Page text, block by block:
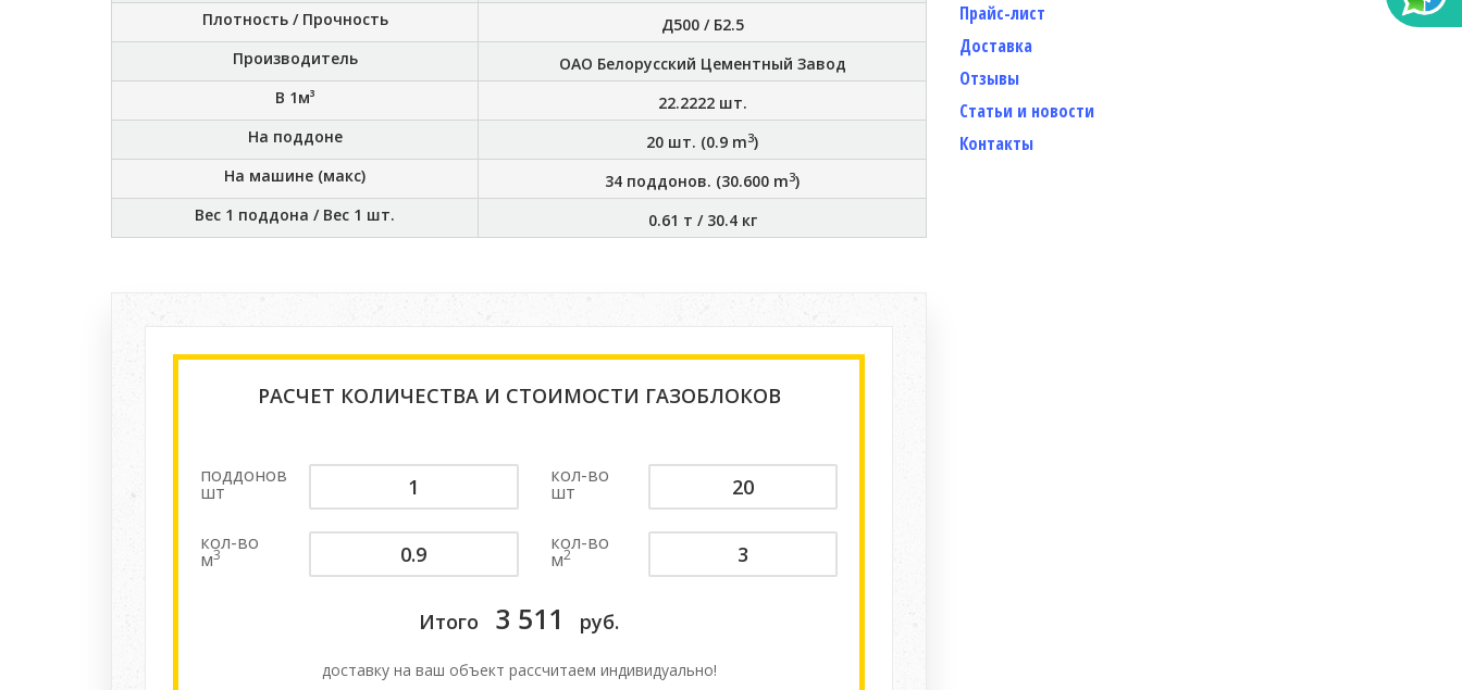
Плотность / Прочность
Д500 / Б2.5
Производитель
ОАО Белорусский Цементный Завод
В 1м³
22.2222шт.
На поддоне
20 шт. (0.9 m3)
На машине (макс)
34 поддонов. (30.600 m3)
Вес 1 поддона / Вес 1 шт.
0.61 т / 30.4 кг
РАСЧЕТ КОЛИЧЕСТВА И СТОИМОСТИ ГАЗОБЛОКОВ
поддонов
шт
кол-во
шт
кол-во
м3
кол-во
м2
Итого 3 511 руб.
доставку на ваш объект расcчитаем индивидуально!
Прайс-лист
Доставка
Отзывы
Статьи и новости
Контакты